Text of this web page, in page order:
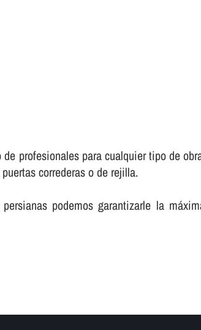
profesionales para cualquier tipo de
correderas o de rejilla.
podemos garantizarle la